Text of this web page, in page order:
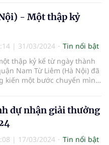
cổ truyền (thuộc Hội
cứu Khoa học về Đông
– Việt Nam) phối hợp với
quan hữu quan tổ chức
trình:“Du Xuân đón lộc
2024”, Dựlễ dâng hương
Vua Đinh Tiên Hoàng và
thiện tại xã Trường Yên,
- Một thập kỷ
| 31/03/2024
Tin nổi bật
thập kỷ kể từ ngày thành
Nam Từ Liêm (Hà Nội) đã
kiến một bước chuyển mình
thị văn minh và hiện đại.
dự nhận giải thưởng
| 17/03/2024
Tin nổi bật